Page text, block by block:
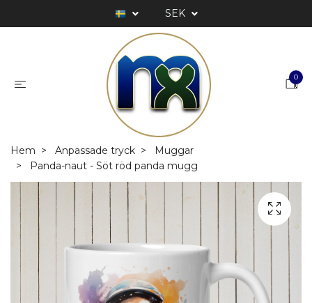
SEK
0
Hem Anpassade tryck
Muggar
Panda-naut - Söt röd panda mugg